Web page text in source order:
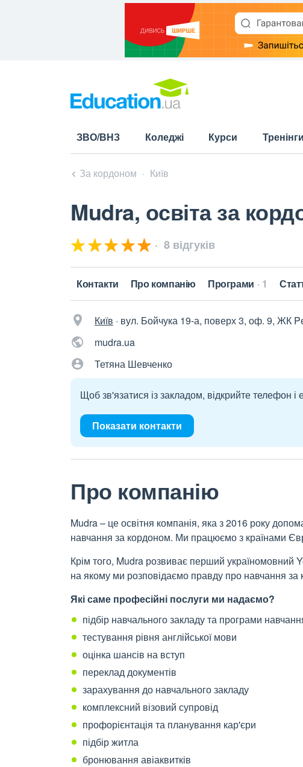
ЗВО/ВНЗ Коледжі Курси Тренінги
За кордоном Київ
Mudra, освіта за
8 відгуків
Контакти Про компанію Програми 1
Київ · вул. Бойчука 19-а, поверх 3, оф. 9, ЖК
mudra.ua
Тетяна Шевченко
Щоб зв'язатися із закладом, відкрийте телефон і
Показати контакти
Про компанію
Mudra – це освітня компанія, яка з 2016 року
навчання за кордоном. Ми працюємо з країнами
Крім того, Mudra розвиває перший
на якому ми розповідаємо правду про навчання
Які саме професійні послуги ми надаємо?
підбір навчального закладу та програми
тестування рівня англійської мови
оцінка шансів на вступ
переклад документів
зарахування до навчального закладу
комплексний візовий супровід
профорієнтація та планування кар'єри
підбір житла
бронювання авіаквитків